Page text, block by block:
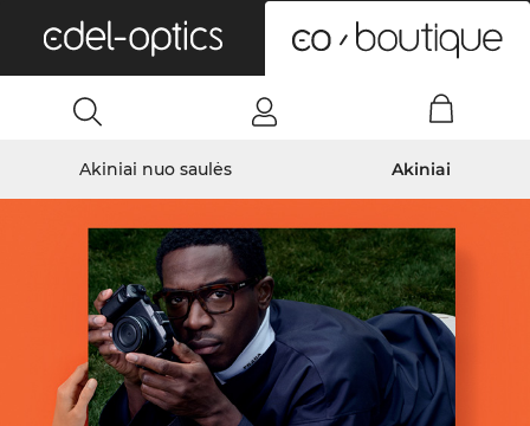
Akiniai nuo saulės Akiniai